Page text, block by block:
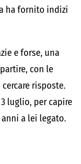
ha fornito indizi
e forse, una
con le
risposte.
luglio, per capire
a lei legato.